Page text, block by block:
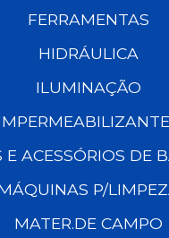
FERRAMENTAS
HIDRÁULICA
ILUMINAÇÃO
E ACESSÓRIOS DE
P/
MATER.DE CAMPO